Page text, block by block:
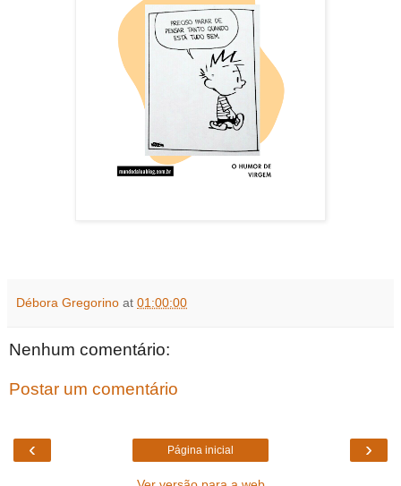
Débora Gregorino at 01:00:00
Nenhum comentário:
Postar um comentário
‹ ›
Página inicial